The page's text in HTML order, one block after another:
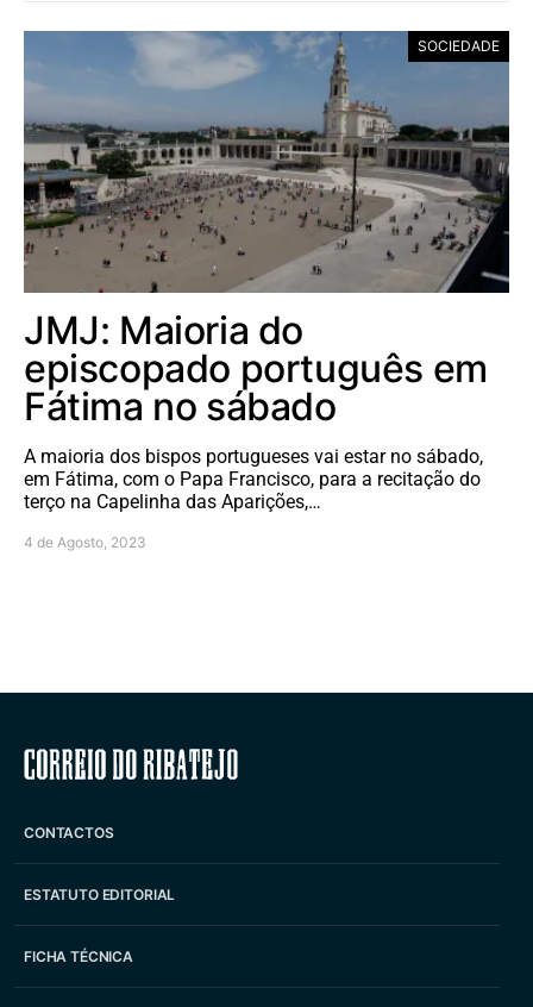
SOCIEDADE
JMJ: Maioria do
episcopado português em
Fátima no sábado
A maioria dos bispos portugueses vai estar no sábado,
em Fátima, com o Papa Francisco, para a recitação do
terço na Capelinha das Aparições,…
4 de Agosto, 2023
Correio do Ribatejo
CONTACTOS
ESTATUTO EDITORIAL
FICHA TÉCNICA